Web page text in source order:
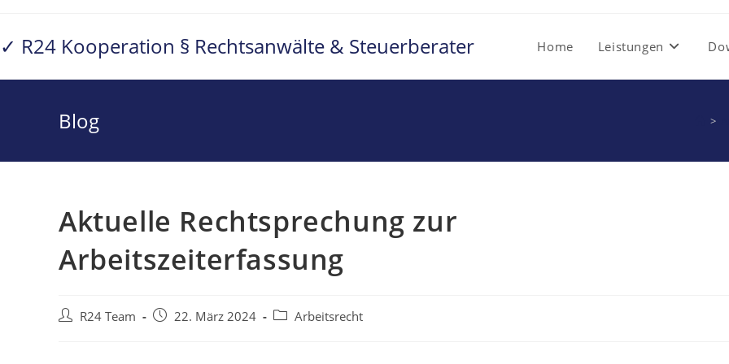
springen
✓ R24 Kooperation § Rechtsanwälte & Steuerberater Home Leistungen
Blog >
Aktuelle Rechtsprechung zur
Arbeitszeiterfassung
Beitrags-
R24 Team
Beitrag22. März 2024
Beitrags-
Arbeitsrecht